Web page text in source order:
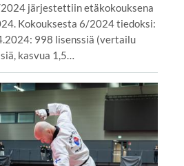
järjestettiin etäkokouksena
Kokouksesta 6/2024 tiedoksi:
998 lisenssiä (vertailu
kasvua 1,5…